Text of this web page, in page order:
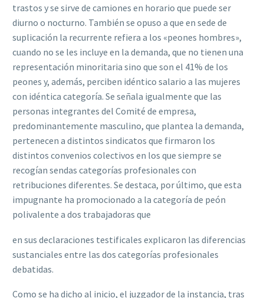
trastos y se sirve de camiones en horario que puede ser
diurno o nocturno. También se opuso a que en sede de
suplicación la recurrente ref‌iera a los «peones hombres»,
cuando no se les incluye en la demanda, que no tienen una
representación minoritaria sino que son el 41% de los
peones y, además, perciben idéntico salario a las mujeres
con idéntica categoría. Se señala igualmente que las
personas integrantes del Comité de empresa,
predominantemente masculino, que plantea la demanda,
pertenecen a distintos sindicatos que f‌irmaron los
distintos convenios colectivos en los que siempre se
recogían sendas categorías profesionales con
retribuciones diferentes. Se destaca, por último, que esta
impugnante ha promocionado a la categoría de peón
polivalente a dos trabajadoras que
en sus declaraciones testif‌icales explicaron las diferencias
sustanciales entre las dos categorías profesionales
debatidas.
Como se ha dicho al inicio, el juzgador de la instancia, tras